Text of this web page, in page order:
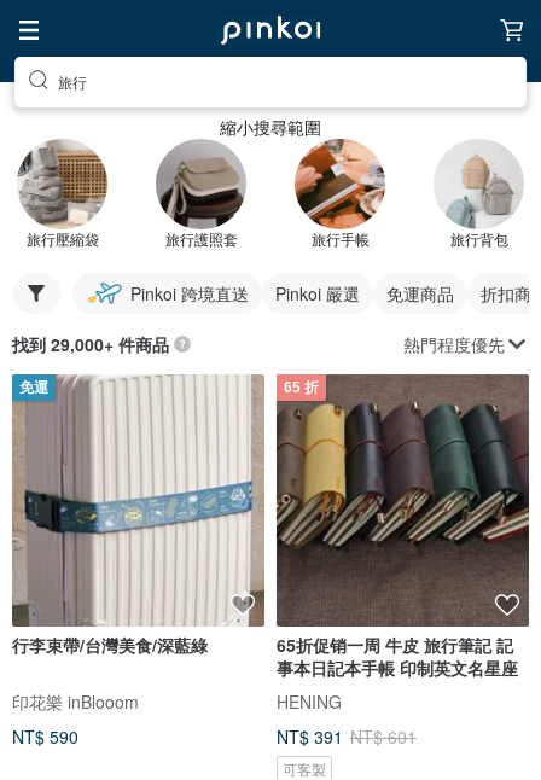
旅行
縮小搜尋範圍
旅行壓縮袋 旅行護照套 旅行手帳 旅行背包
Pinkoi 跨境直送 Pinkoi 嚴選 免運商品 折扣商
找到 29,000+ 件商品 熱門程度優先
免運
行李束帶/台灣美食/深藍綠
印花樂 inBlooom
NT$ 590
65 折
65折促销一周 牛皮 旅行筆記 記
事本日記本手帳 印制英文名星座
HENING
NT$ 391 NT$ 601
可客製